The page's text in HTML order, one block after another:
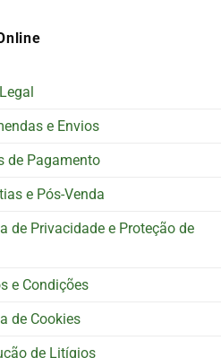
e Envios
de Pagamento
e Pós-Venda
de Privacidade e Proteção de
e Condições
de Cookies
de Litígios